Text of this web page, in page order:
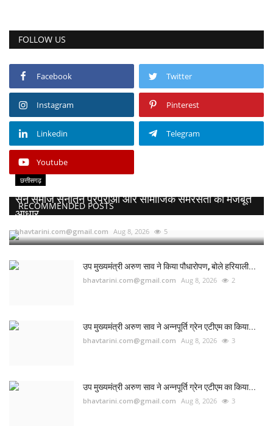
FOLLOW US
Facebook Twitter
Instagram Pinterest
Linkedin Telegram
Youtube
RECOMMENDED POSTS
छत्तीसगढ़
सेन समाज सनातन परंपराओं और सामाजिक समरसता का मजबूत
आधार...
bhavtarini.com@gmail.com Aug 8, 2026 5
उप मुख्यमंत्री अरुण साव ने किया पौधारोपण, बोले हरियाली...
bhavtarini.com@gmail.com Aug 8, 2026 2
उप मुख्यमंत्री अरुण साव ने अन्नपूर्ति ग्रेन एटीएम का किया...
bhavtarini.com@gmail.com Aug 8, 2026 3
उप मुख्यमंत्री अरुण साव ने अन्नपूर्ति ग्रेन एटीएम का किया...
bhavtarini.com@gmail.com Aug 8, 2026 3